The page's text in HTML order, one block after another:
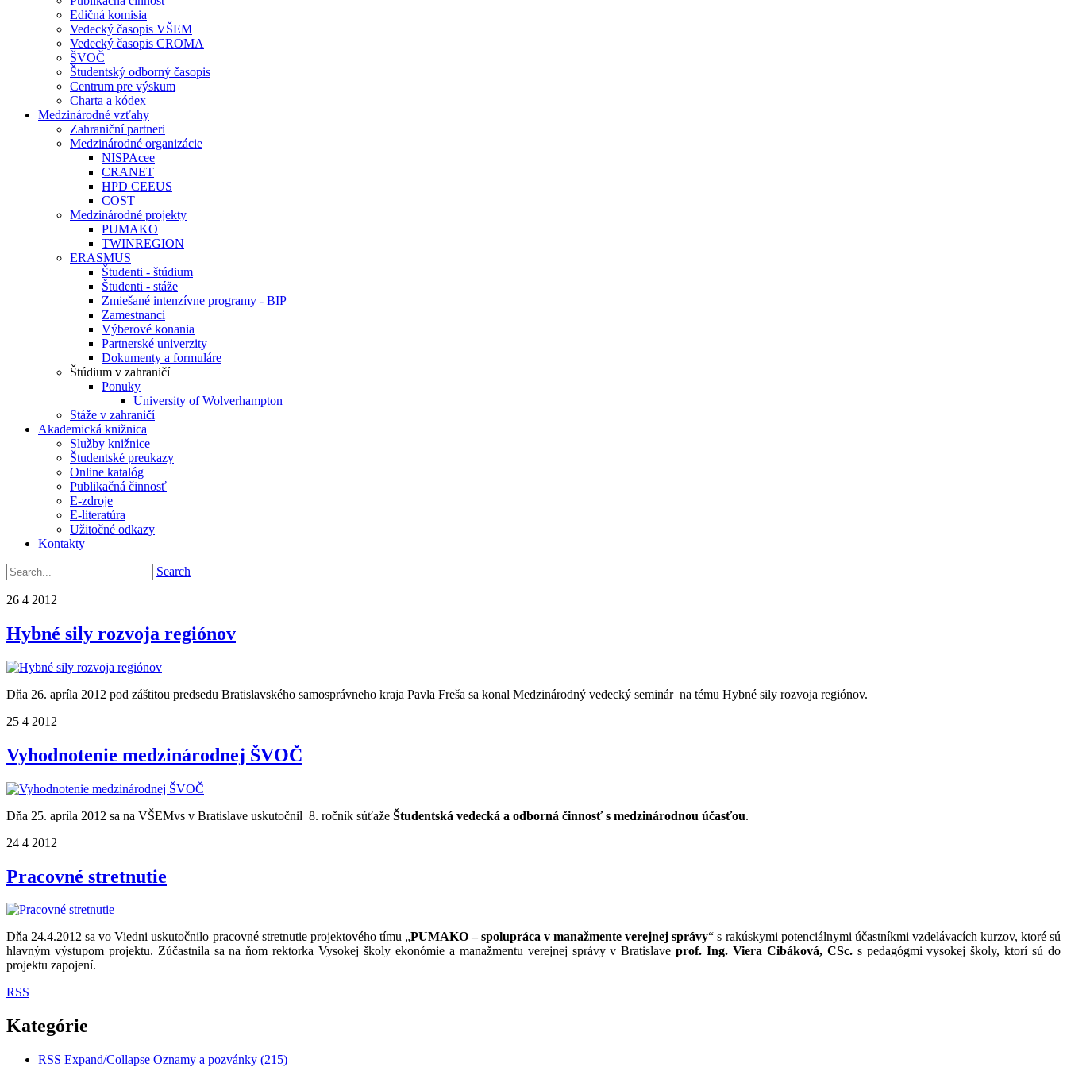
Edičná komisia
Vedecký časopis VŠEM
Vedecký časopis CROMA
ŠVOČ
Študentský odborný časopis
Centrum pre výskum
Charta a kódex
Medzinárodné vzťahy
Zahraniční partneri
Medzinárodné organizácie
NISPAcee
CRANET
HPD CEEUS
COST
Medzinárodné projekty
PUMAKO
TWINREGION
ERASMUS
Študenti - štúdium
Študenti - stáže
Zmiešané intenzívne programy - BIP
Zamestnanci
Výberové konania
Partnerské univerzity
Dokumenty a formuláre
Štúdium v zahraničí
Ponuky
University of Wolverhampton
Stáže v zahraničí
Akademická knižnica
Služby knižnice
Študentské preukazy
Online katalóg
Publikačná činnosť
E-zdroje
E-literatúra
Užitočné odkazy
Kontakty
Search
26 4 2012
Hybné sily rozvoja regiónov
Dňa 26. apríla 2012 pod záštitou predsedu Bratislavského samosprávneho kraja Pavla Freša sa konal Medzinárodný vedecký seminár na tému Hybné sily rozvoja regiónov.
25 4 2012
Vyhodnotenie medzinárodnej ŠVOČ
Dňa 25. apríla 2012 sa na VŠEMvs v Bratislave uskutočnil 8. ročník súťaže Študentská vedecká a odborná činnosť s medzinárodnou účasťou.
24 4 2012
Pracovné stretnutie
Dňa 24.4.2012 sa vo Viedni uskutočnilo pracovné stretnutie projektového tímu „PUMAKO – spolupráca v manažmente verejnej správy“ s rakúskymi potenciálnymi účastníkmi vzdelávacích kurzov, ktoré sú
hlavným výstupom projektu. Zúčastnila sa na ňom rektorka Vysokej školy ekonómie a manažmentu verejnej správy v Bratislaveprof. Ing. Viera Cibáková, CSc. s pedagógmi vysokej školy, ktorí sú do
projektu zapojení.
RSS
Kategórie
RSS Expand/Collapse Oznamy a pozvánky (215)